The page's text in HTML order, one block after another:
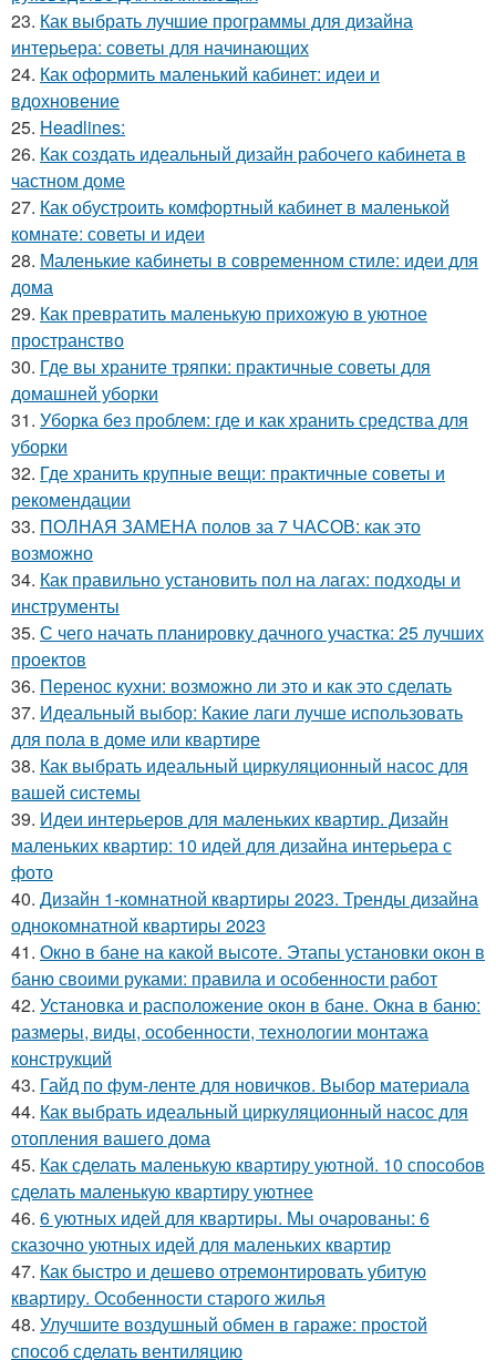
23. Как выбрать лучшие программы для дизайна
интерьера: советы для начинающих
24. Как оформить маленький кабинет: идеи и
вдохновение
25. Headlines:
26. Как создать идеальный дизайн рабочего кабинета в
частном доме
27. Как обустроить комфортный кабинет в маленькой
комнате: советы и идеи
28. Маленькие кабинеты в современном стиле: идеи для
дома
29. Как превратить маленькую прихожую в уютное
пространство
30. Где вы храните тряпки: практичные советы для
домашней уборки
31. Уборка без проблем: где и как хранить средства для
уборки
32. Где хранить крупные вещи: практичные советы и
рекомендации
33. ПОЛНАЯ ЗАМЕНА полов за 7 ЧАСОВ: как это
возможно
34. Как правильно установить пол на лагах: подходы и
инструменты
35. С чего начать планировку дачного участка: 25 лучших
проектов
36. Перенос кухни: возможно ли это и как это сделать
37. Идеальный выбор: Какие лаги лучше использовать
для пола в доме или квартире
38. Как выбрать идеальный циркуляционный насос для
вашей системы
39. Идеи интерьеров для маленьких квартир. Дизайн
маленьких квартир: 10 идей для дизайна интерьера с
фото
40. Дизайн 1-комнатной квартиры 2023. Тренды дизайна
однокомнатной квартиры 2023
41. Окно в бане на какой высоте. Этапы установки окон в
баню своими руками: правила и особенности работ
42. Установка и расположение окон в бане. Окна в баню:
размеры, виды, особенности, технологии монтажа
конструкций
43. Гайд по фум-ленте для новичков. Выбор материала
44. Как выбрать идеальный циркуляционный насос для
отопления вашего дома
45. Как сделать маленькую квартиру уютной. 10 способов
сделать маленькую квартиру уютнее
46. 6 уютных идей для квартиры. Мы очарованы: 6
сказочно уютных идей для маленьких квартир
47. Как быстро и дешево отремонтировать убитую
квартиру. Особенности старого жилья
48. Улучшите воздушный обмен в гараже: простой
способ сделать вентиляцию